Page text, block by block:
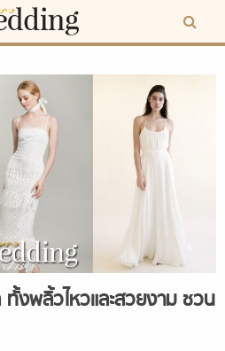
งพลิ้วไหวและสวยงาม ชวน